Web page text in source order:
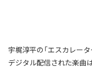
宇梶淳平の「エスカレー
デジタル配信された楽曲